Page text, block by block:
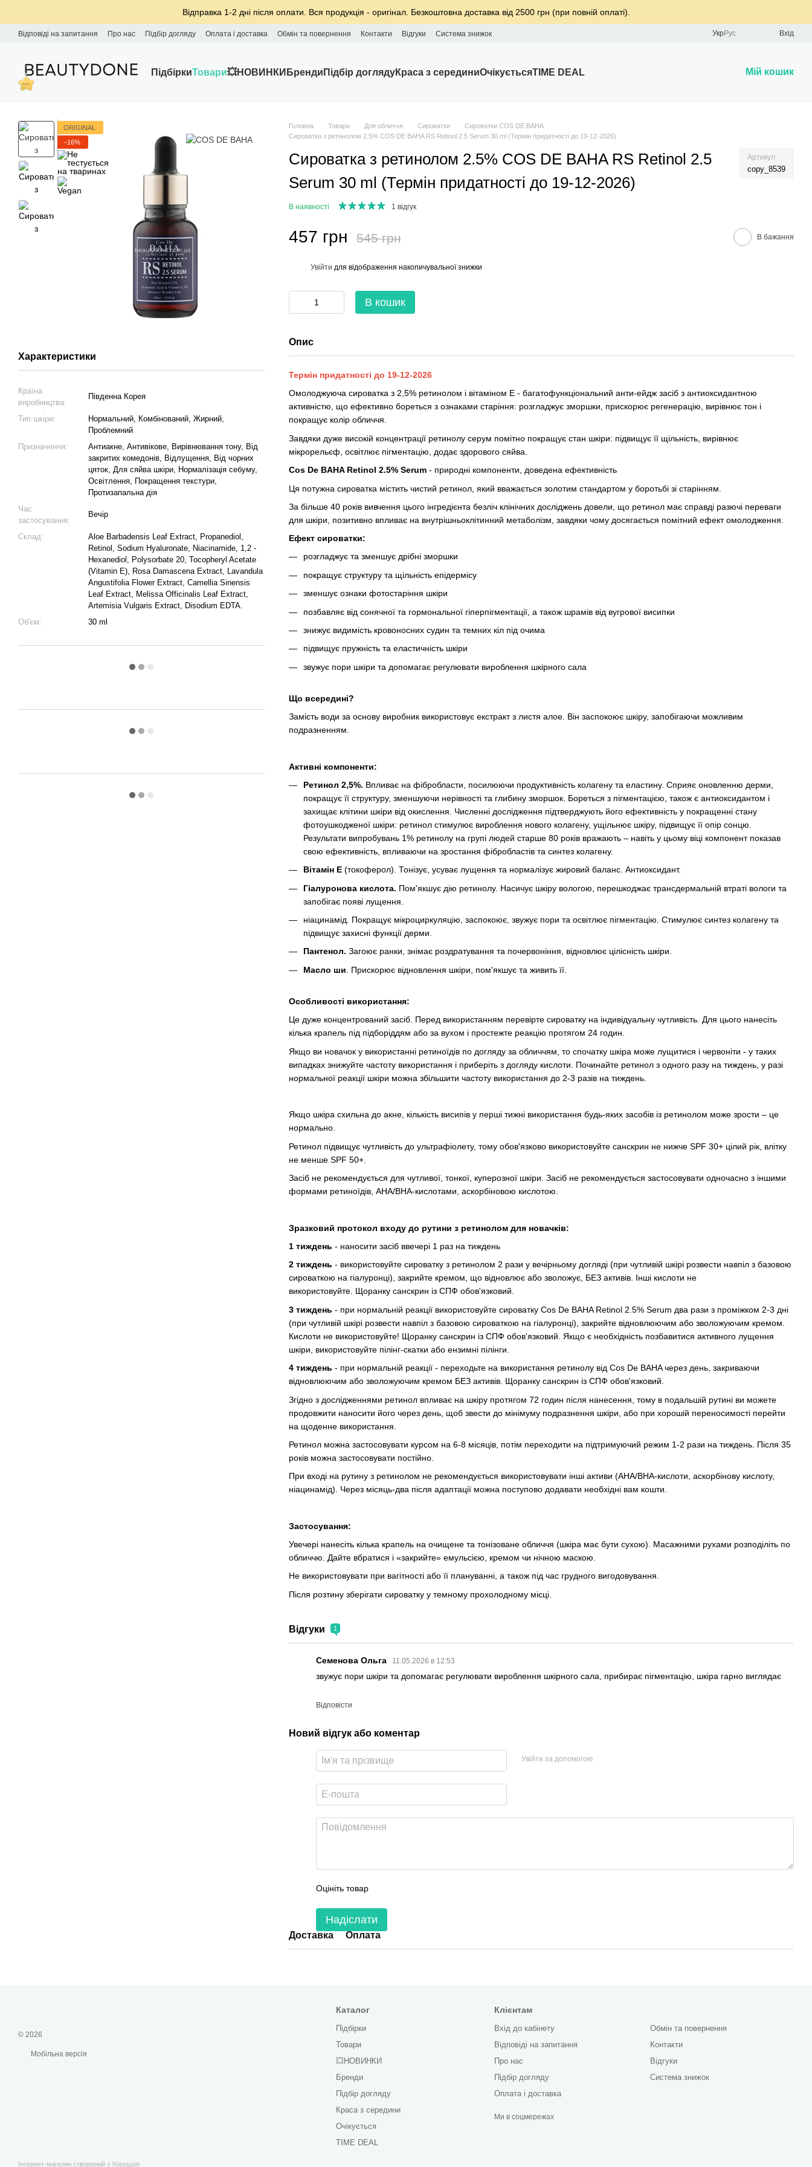
Відправка 1-2 дні після оплати. Вся продукція - оригінал. Безкоштовна доставка від 2500 грн (при повній оплаті).
Відповіді на запитання Про нас Підбір догляду Оплата і доставка Обмін та повернення Контакти Відгуки Система знижок УкрРус Вхід
ПідбіркиТовари💥НОВИНКИ Бренди Підбір доглядуКраса з серединиОчікуєтьсяTIME DEAL Мій кошик
ORIGINAL
−16%
Характеристики
Країна
виробництва:
Південна Корея
Тип шкіри:
Нормальний, Комбінований, Жирний,
Проблемний
Призначення:
Антиакне, Антивікове, Вирівнювання тону, Від
закритих комедонів, Відлущення, Від чорних
цяток, Для сяйва шкіри, Нормалізація себуму,
Освітлення, Покращення текстури,
Протизапальна дія
Час
застосування:
Вечір
Склад:
Aloe Barbadensis Leaf Extract, Propanediol,
Retinol, Sodium Hyaluronate, Niacinamide, 1,2 -
Hexanediol, Polysorbate 20, Tocopheryl Acetate
(Vitamin E), Rosa Damascena Extract, Lavandula
Angustifolia Flower Extract, Camellia Sinensis
Leaf Extract, Melissa Officinalis Leaf Extract,
Artemisia Vulgaris Extract, Disodium EDTA.
Об'єм:
30 ml
Головна Товари Для обличчя Сироватки
Сироватки COS DE BAHA
Сироватка з ретинолом 2.5% COS DE BAHA RS Retinol 2.5 Serum 30 ml (Термін придатності до 19-12-2026)
Сироватка з ретинолом 2.5% COS DE BAHA RS Retinol 2.5
Serum 30 ml (Термін придатності до 19-12-2026)
Артикул
copy_8539
В наявності 1 відгук
457 грн 545 грн В бажання
Увійти для відображення накопичувальної знижки
В кошик
Опис
Термін придатності до 19-12-2026
Омолоджуюча сироватка з 2,5% ретинолом і вітаміном Е - багатофункціональний анти-ейдж засіб з антиоксидантною
активністю, що ефективно бореться з ознаками старіння: розгладжує зморшки, прискорює регенерацію, вирівнює тон і
покращує колір обличчя.
Завдяки дуже високій концентрації ретинолу серум помітно покращує стан шкіри: підвищує її щільність, вирівнює
мікрорельєф, освітлює пігментацію, додає здорового сяйва.
Cos De BAHA Retinol 2.5% Serum - природні компоненти, доведена ефективність
Ця потужна сироватка містить чистий ретинол, який вважається золотим стандартом у боротьбі зі старінням.
За більше 40 років вивчення цього інгредієнта безліч клінічних досліджень довели, що ретинол має справді разючі переваги
для шкіри, позитивно впливає на внутрішньоклітинний метаболізм, завдяки чому досягається помітний ефект омолодження.
Ефект сироватки:
розгладжує та зменшує дрібні зморшки
покращує структуру та щільність епідермісу
зменшує ознаки фотостаріння шкіри
позбавляє від сонячної та гормональної гіперпігментації, а також шрамів від вугрової висипки
знижує видимість кровоносних судин та темних кіл під очима
підвищує пружність та еластичність шкіри
звужує пори шкіри та допомагає регулювати вироблення шкірного сала
Що всередині?
Замість води за основу виробник використовує екстракт з листя алое. Він заспокоює шкіру, запобігаючи можливим
подразненням.
Активні компоненти:
Ретинол 2,5%. Впливає на фібробласти, посилюючи продуктивність колагену та еластину. Сприяє оновленню дерми,
покращує її структуру, зменшуючи нерівності та глибину зморшок. Бореться з пігментацією, також є антиоксидантом і
захищає клітини шкіри від окислення. Численні дослідження підтверджують його ефективність у покращенні стану
фотоушкодженої шкіри: ретинол стимулює вироблення нового колагену, ущільнює шкіру, підвищує її опір сонцю.
Результати випробувань 1% ретинолу на групі людей старше 80 років вражають – навіть у цьому віці компонент показав
свою ефективність, впливаючи на зростання фібробластів та синтез колагену.
Вітамін Е (токоферол). Тонізує, усуває лущення та нормалізує жировий баланс. Антиоксидант.
Гіалуронова кислота. Пом'якшує дію ретинолу. Насичує шкіру вологою, перешкоджає трансдермальній втраті вологи та
запобігає появі лущення.
ніацинамід. Покращує мікроциркуляцію, заспокоює, звужує пори та освітлює пігментацію. Стимулює синтез колагену та
підвищує захисні функції дерми.
Пантенол. Загоює ранки, знімає роздратування та почервоніння, відновлює цілісність шкіри.
Масло ши . Прискорює відновлення шкіри, пом'якшує та живить її.
Особливості використання:
Це дуже концентрований засіб. Перед використанням перевірте сироватку на індивідуальну чутливість. Для цього нанесіть
кілька крапель під підборіддям або за вухом і простежте реакцію протягом 24 годин.
Якщо ви новачок у використанні ретиноїдів по догляду за обличчям, то спочатку шкіра може лущитися і червоніти - у таких
випадках знижуйте частоту використання і приберіть з догляду кислоти. Починайте ретинол з одного разу на тиждень, у разі
нормальної реакції шкіри можна збільшити частоту використання до 2-3 разів на тиждень.
Якщо шкіра схильна до акне, кількість висипів у перші тижні використання будь-яких засобів із ретинолом може зрости – це
нормально.
Ретинол підвищує чутливість до ультрафіолету, тому обов'язково використовуйте санскрин не нижче SPF 30+ цілий рік, влітку
не менше SPF 50+.
Засіб не рекомендується для чутливої, тонкої, куперозної шкіри. Засіб не рекомендується застосовувати одночасно з іншими
формами ретиноїдів, АНА/ВНА-кислотами, аскорбіновою кислотою.
Зразковий протокол входу до рутини з ретинолом для новачків:
1 тиждень - наносити засіб ввечері 1 раз на тиждень
2 тиждень - використовуйте сироватку з ретинолом 2 рази у вечірньому догляді (при чутливій шкірі розвести навпіл з базовою
сироваткою на гіалуронці), закрийте кремом, що відновлює або зволожує, БЕЗ активів. Інші кислоти не
використовуйте. Щоранку санскрин із СПФ обов'язковий.
3 тиждень - при нормальній реакції використовуйте сироватку Cos De BAHA Retinol 2.5% Serum два рази з проміжком 2-3 дні
(при чутливій шкірі розвести навпіл з базовою сироваткою на гіалуронці), закрийте відновлюючим або зволожуючим кремом.
Кислоти не використовуйте! Щоранку санскрин із СПФ обов'язковий. Якщо є необхідність позбавитися активного лущення
шкіри, використовуйте пілінг-скатки або ензимні пілінги.
4 тиждень - при нормальній реакції - переходьте на використання ретинолу від Cos De BAHA через день, закриваючи
відновлюючим або зволожуючим кремом БЕЗ активів. Щоранку санскрин із СПФ обов'язковий.
Згідно з дослідженнями ретинол впливає на шкіру протягом 72 годин після нанесення, тому в подальшій рутині ви можете
продовжити наносити його через день, щоб звести до мінімуму подразнення шкіри, або при хорошій переносимості перейти
на щоденне використання.
Ретинол можна застосовувати курсом на 6-8 місяців, потім переходити на підтримуючий режим 1-2 рази на тиждень. Після 35
років можна застосовувати постійно.
При вході на рутину з ретинолом не рекомендується використовувати інші активи (АНА/ВНА-кислоти, аскорбінову кислоту,
ніацинамід). Через місяць-два після адаптації можна поступово додавати необхідні вам кошти.
Застосування:
Увечері нанесіть кілька крапель на очищене та тонізоване обличчя (шкіра має бути сухою). Масажними рухами розподіліть по
обличчю. Дайте вбратися і «закрийте» емульсією, кремом чи нічною маскою.
Не використовувати при вагітності або її плануванні, а також під час грудного вигодовування.
Після розтину зберігати сироватку у темному прохолодному місці.
Відгуки 1
Семенова Ольга 11.05.2026 в 12:53
звужує пори шкіри та допомагає регулювати вироблення шкірного сала, прибирає пігментацію, шкіра гарно виглядає
Відповісти
Новий відгук або коментар
Увійти за допомогою
Оцініть товар
Надіслати
Доставка Оплата
© 2026
Мобільна версія
Інтернет-магазин створений з Хорошоп
Каталог
Підбірки
Товари
💥НОВИНКИ
Бренди
Підбір догляду
Краса з середини
Очікується
TIME DEAL
Клієнтам
Вхід до кабінету
Відповіді на запитання
Про нас
Підбір догляду
Оплата і доставка
Обмін та повернення
Контакти
Відгуки
Система знижок
Ми в соцмережах